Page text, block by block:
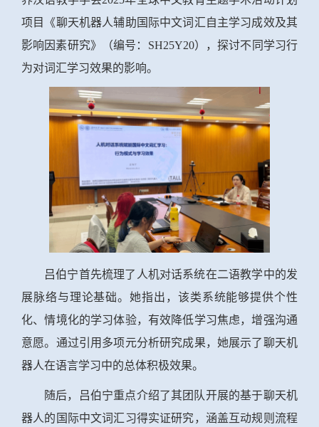
项目《聊天机器人辅助国际中文词汇自主学习成效及其
影响因素研究》（编号：SH25Y20），探讨不同学习行
为对词汇学习效果的影响。
吕伯宁首先梳理了人机对话系统在二语教学中的发
展脉络与理论基础。她指出，该类系统能够提供个性
化、情境化的学习体验，有效降低学习焦虑，增强沟通
意愿。通过引用多项元分析研究成果，她展示了聊天机
器人在语言学习中的总体积极效果。
随后，吕伯宁重点介绍了其团队开展的基于聊天机
器人的国际中文词汇习得实证研究，涵盖互动规则流程